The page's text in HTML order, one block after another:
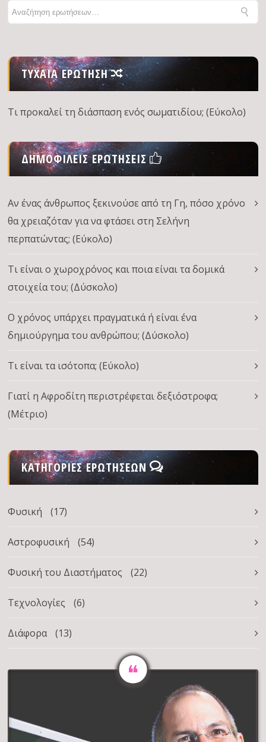
ΤΥΧΑΊΑ ΕΡΏΤΗΣΗ
Τι προκαλεί τη διάσπαση ενός σωματιδίου; (Εύκολο)
ΔΗΜΟΦΙΛΕΊΣ ΕΡΩΤΉΣΕΙΣ
Αν ένας άνθρωπος ξεκινούσε από τη Γη, πόσο χρόνο
θα χρειαζόταν για να φτάσει στη Σελήνη
περπατώντας; (Εύκολο)
Τι είναι ο χωροχρόνος και ποια είναι τα δομικά
στοιχεία του; (Δύσκολο)
Ο χρόνος υπάρχει πραγματικά ή είναι ένα
δημιούργημα του ανθρώπου; (Δύσκολο)
Τι είναι τα ισότοπα; (Εύκολο)
Γιατί η Αφροδίτη περιστρέφεται δεξιόστροφα;
(Μέτριο)
ΚΑΤΗΓΟΡΊΕΣ ΕΡΩΤΉΣΕΩΝ
Φυσική (17)
Αστροφυσική (54)
Φυσική του Διαστήματος (22)
Τεχνολογίες (6)
Διάφορα (13)